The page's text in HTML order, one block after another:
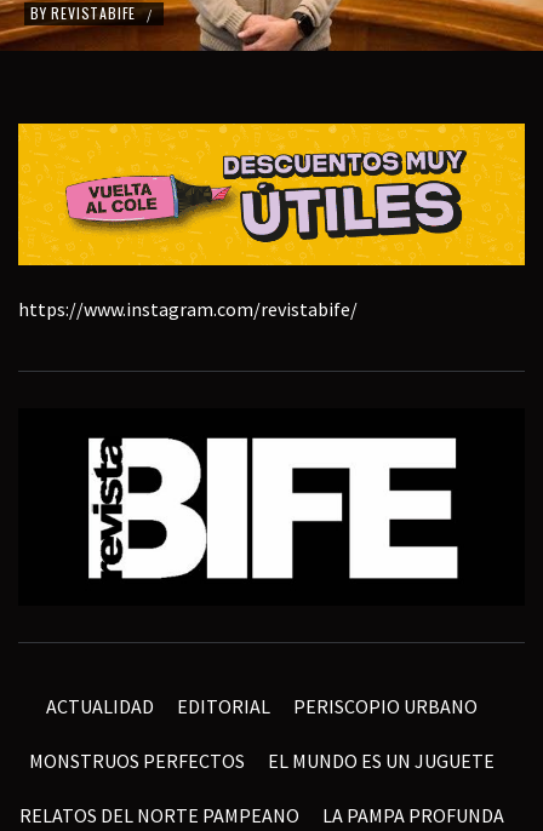
BY REVISTABIFE /
https://www.instagram.com/revistabife/
ACTUALIDAD EDITORIAL PERISCOPIO URBANO
MONSTRUOS PERFECTOS EL MUNDO ES UN JUGUETE
RELATOS DEL NORTE PAMPEANO LA PAMPA PROFUNDA